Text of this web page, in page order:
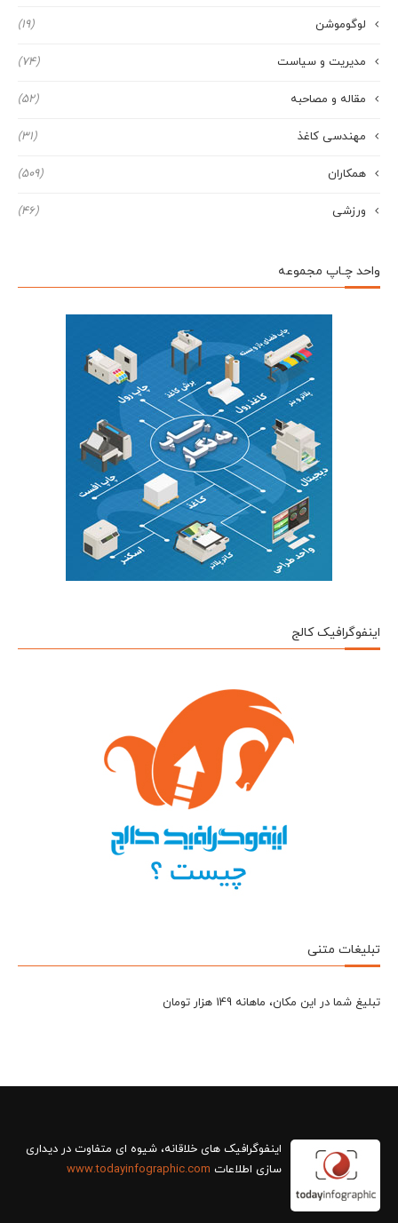
لوگوموشن (19)
مدیریت و سیاست (74)
مقاله و مصاحبه (52)
مهندسی کاغذ (31)
همکاران (509)
ورزشی (46)
واحد چـاپ مجموعه
اینفوگرافیک کالج
تبلیغات متنی
تبلیغ شما در این مکان، ماهانه 149 هزار تومان
سازی اطلاعات www.todayinfographic.com